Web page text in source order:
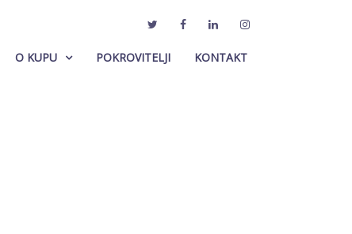
O KUPU POKROVITELJI KONTAKT